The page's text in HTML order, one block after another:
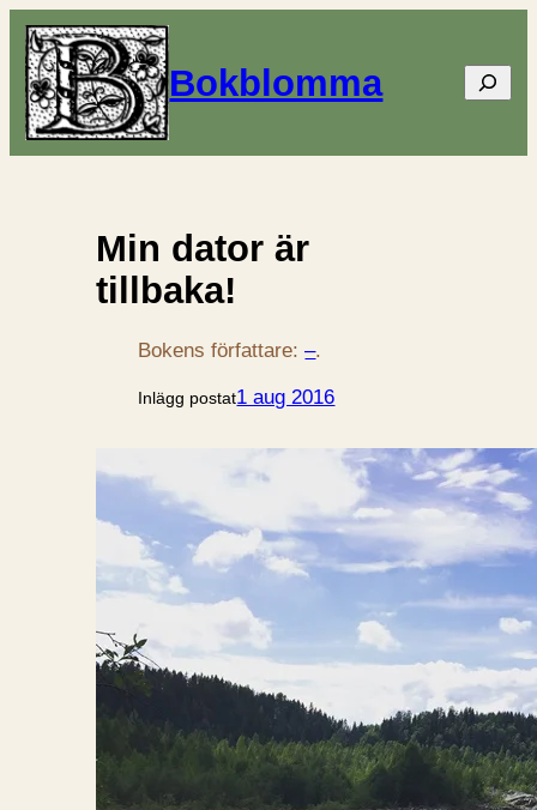
Bokblomma Sök
Min dator är
tillbaka!
Bokens författare:–.
Inlägg postat1 aug 2016